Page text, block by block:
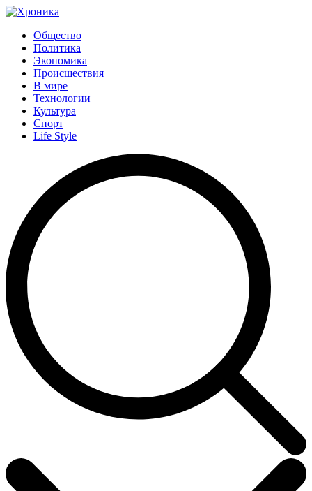
Общество
Политика
Экономика
Происшествия
В мире
Технологии
Культура
Спорт
Life Style